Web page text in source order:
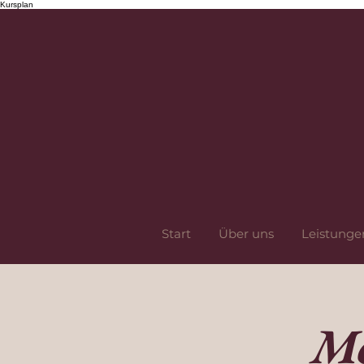
Kursplan
Start Über uns